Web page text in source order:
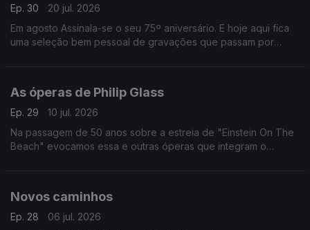
Ep. 30
20 jul. 2026
Em agosto Assinala-se o seu 75º aniversário. E hoje aqui fica
uma seleção bem pessoal de gravações que passam por
As óperas de Philip Glass
Ep. 29
10 jul. 2026
Na passagem de 50 anos sobre a estreia de "Einstein On The
Beach" evocamos essa e outras óperas que integram o
Novos caminhos
Ep. 28
06 jul. 2026